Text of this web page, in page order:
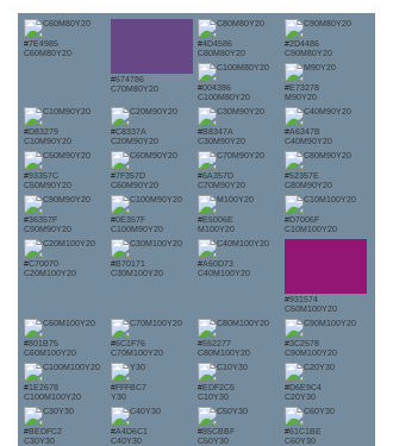
#7E4985
C60M80Y20
#674786
C70M80Y20
#4D4586
C80M80Y20
#2D4486
C90M80Y20
#004386
C100M80Y20
#E73278
M90Y20
#D83279
C10M90Y20
#C8337A
C20M90Y20
#B8347A
C30M90Y20
#A6347B
C40M90Y20
#93357C
C50M90Y20
#7F357D
C60M90Y20
#6A357D
C70M90Y20
#52357E
C80M90Y20
#36357F
C90M90Y20
#0E357F
C100M90Y20
#E5006E
M100Y20
#D7006F
C10M100Y20
#C70070
C20M100Y20
#B70171
C30M100Y20
#A60D73
C40M100Y20
#931574
C50M100Y20
#801B75
C60M100Y20
#6C1F76
C70M100Y20
#552277
C80M100Y20
#3C2578
C90M100Y20
#1E2678
C100M100Y20
#FFFBC7
Y30
#EDF2C5
C10Y30
#D6E9C4
C20Y30
#BEDFC2
C30Y30
#A4D6C1
C40Y30
#85CBBF
C50Y30
#61C1BE
C60Y30